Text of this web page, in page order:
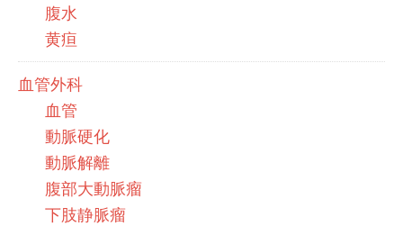
腹水
黄疸
血管外科
血管
動脈硬化
動脈解離
腹部大動脈瘤
下肢静脈瘤